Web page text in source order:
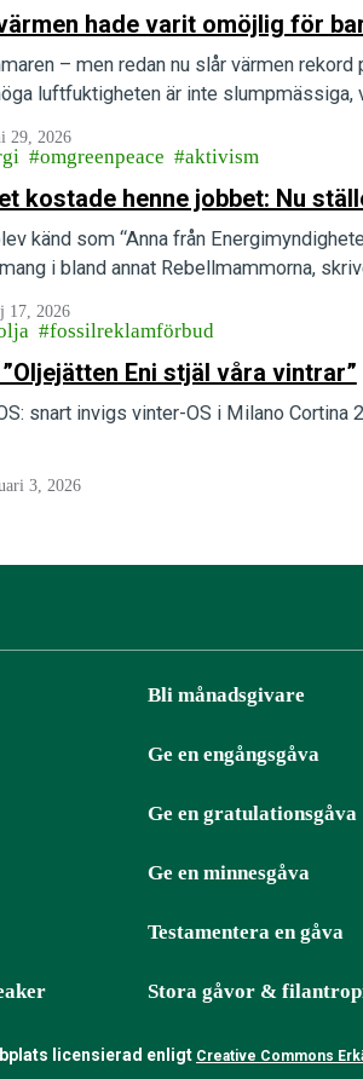
hade varit omöjlig för
– men redan nu slår värmen rekord
luftfuktigheten är inte slumpmässiga,
29, 2026
omgreenpeace aktivism
kostade henne jobbet: Nu
känd som “Anna från
i bland annat Rebellmammorna,
17, 2026
fossilreklamförbud
Eni stjäl våra vintrar”
snart invigs vinter-OS i Milano Cortina
3, 2026
Bli månadsgivare
Ge en engångsgåva
Ge en gratulationsgåva
Ge en minnesgåva
Testamentera en gåva
Stora gåvor &
licensierad enligt Creative Commons